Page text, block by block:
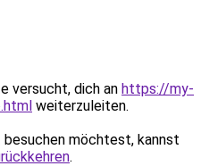
versucht, dich an https://my-
weiterzuleiten.
möchtest, kannst
.